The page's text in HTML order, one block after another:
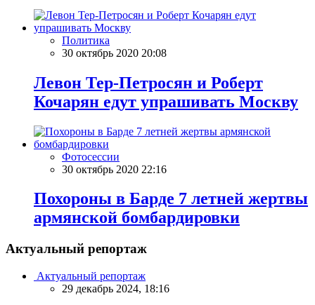
Политика
30 октябрь 2020 20:08
Левон Тер-Петросян и Роберт
Кочарян едут упрашивать Москву
Фотосессии
30 октябрь 2020 22:16
Похороны в Барде 7 летней жертвы
армянской бомбардировки
Актуальный репортаж
Актуальный репортаж
29 декабрь 2024, 18:16